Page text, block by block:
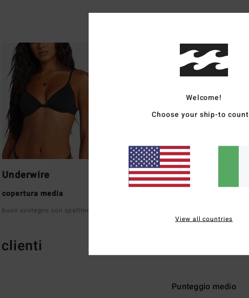
Underwire
copertura media
buon sostegno con spalline
Plunge
Punteggio medio
Welcome!
Choose your ship-to
View all countries